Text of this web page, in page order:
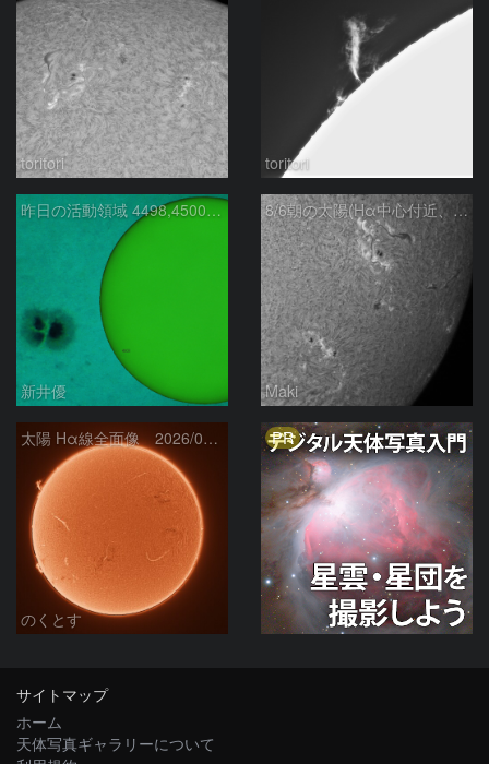
toritori toritori
昨日の活動領域 4498,4500：2026/08/05
新井優
8/6朝の太陽(Hα中心付近、4498、4502付近)
Maki
太陽 Hα線全面像 2026/08/06
のくとす
PR
サイトマップ
ホーム
天体写真ギャラリーについて